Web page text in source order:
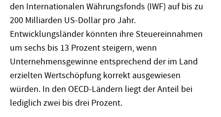
den Internationalen Währungsfonds (IWF) auf bis zu
200 Milliarden US-Dollar pro Jahr.
Entwicklungsländer könnten ihre Steuereinnahmen
um sechs bis 13 Prozent steigern, wenn
Unternehmensgewinne entsprechend der im Land
erzielten Wertschöpfung korrekt ausgewiesen
würden. In den OECD-Ländern liegt der Anteil bei
lediglich zwei bis drei Prozent.